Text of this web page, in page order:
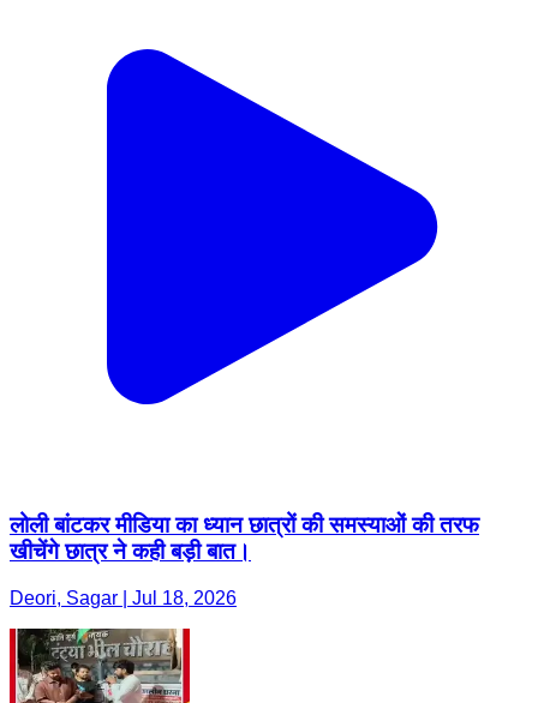
लोली बांटकर मीडिया का ध्यान छात्रों की समस्याओं की तरफ
खीचेंगे छात्र ने कही बड़ी बात।
Deori, Sagar | Jul 18, 2026